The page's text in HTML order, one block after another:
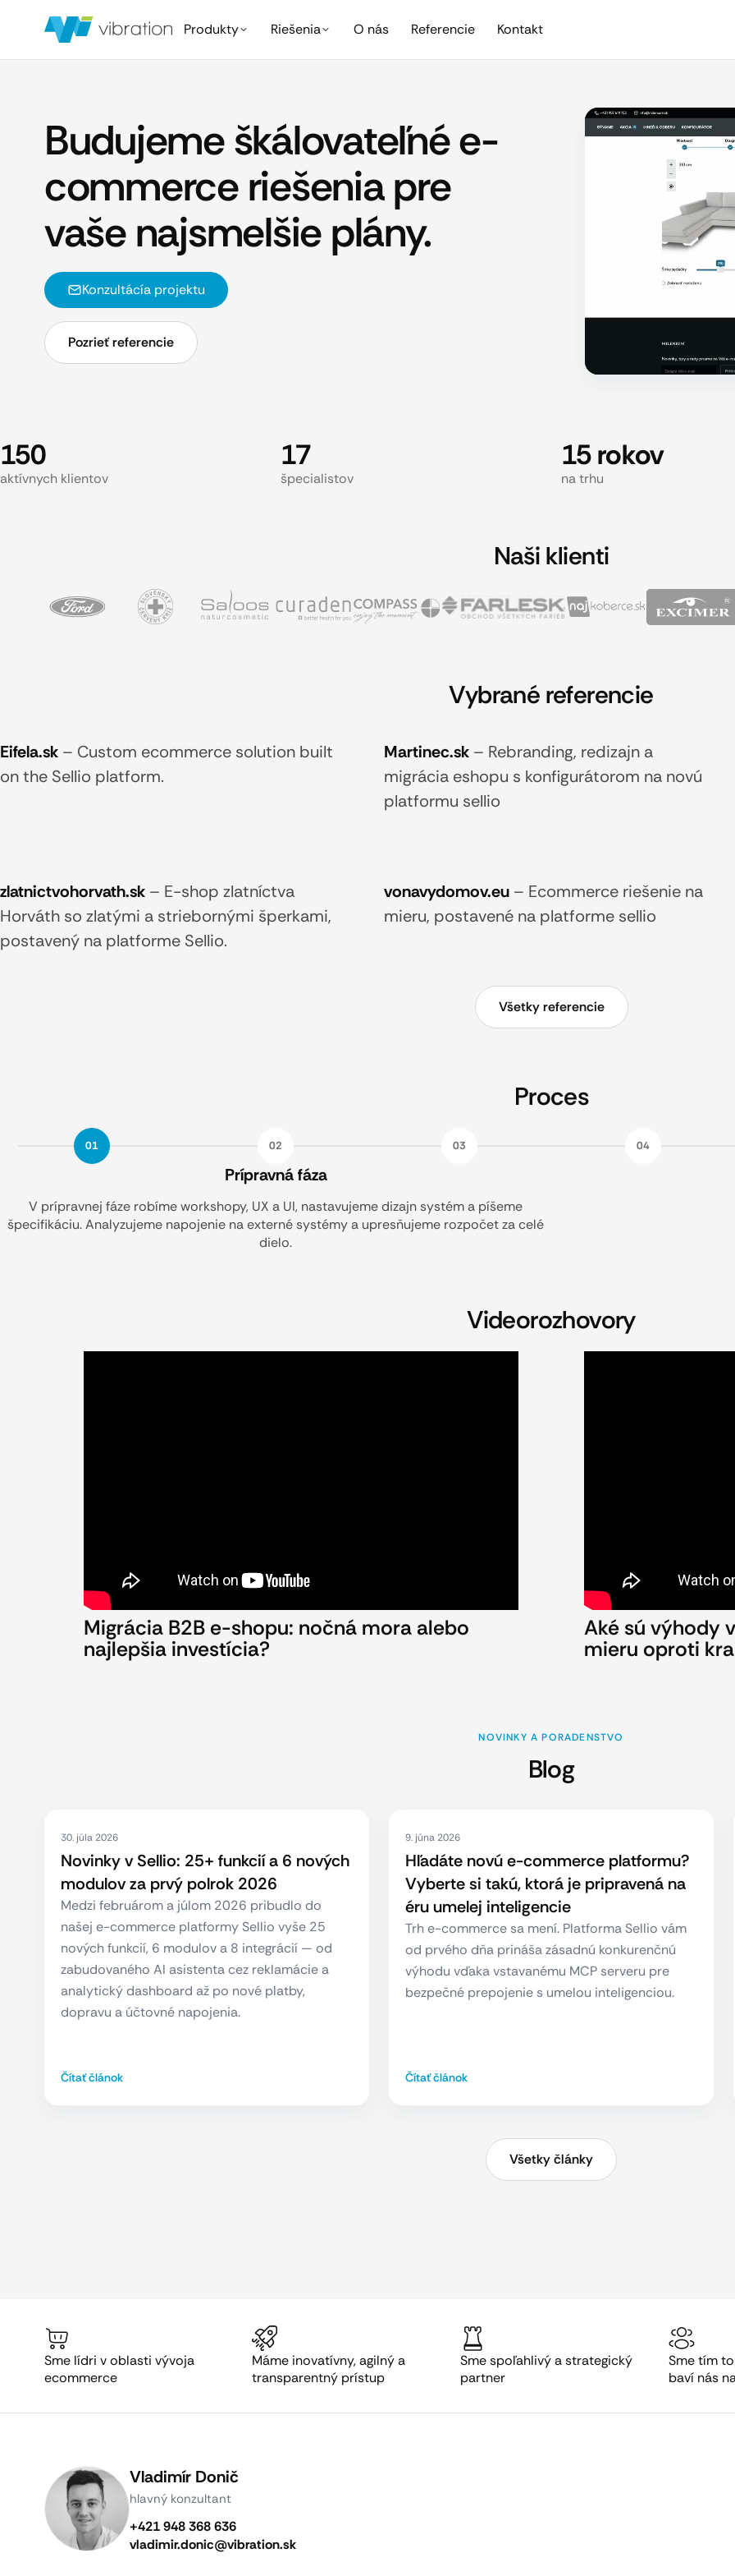
Produkty Riešenia O nás Referencie Kontakt
Budujeme škálovateľné e-
commerce riešenia pre
vaše najsmelšie plány.
Konzultácía projektu
Pozrieť referencie
150
aktívnych klientov
17
špecialistov
15 rokov
na trhu
Naši klienti
Vybrané referencie
Eifela.sk – Custom ecommerce solution built
on the Sellio platform.
Martinec.sk – Rebranding, redizajn a
migrácia eshopu s konfigurátorom na novú
platformu sellio
zlatnictvohorvath.sk – E-shop zlatníctva
Horváth so zlatými a striebornými šperkami,
postavený na platforme Sellio.
vonavydomov.eu – Ecommerce riešenie na
mieru, postavené na platforme sellio
Všetky referencie
Proces
01 02 03 04
Prípravná fáza
V prípravnej fáze robíme workshopy, UX a UI, nastavujeme dizajn systém a píšeme
špecifikáciu. Analyzujeme napojenie na externé systémy a upresňujeme rozpočet za celé
dielo.
Videorozhovory
Migrácia B2B e-shopu: nočná mora alebo
najlepšia investícia?
Aké sú výhody
mieru oproti
NOVINKY A PORADENSTVO
Blog
30. júla 2026
Novinky v Sellio: 25+ funkcií a 6 nových
modulov za prvý polrok 2026
Medzi februárom a júlom 2026 pribudlo do
našej e-commerce platformy Sellio vyše 25
nových funkcií, 6 modulov a 8 integrácií — od
zabudovaného AI asistenta cez reklamácie a
analytický dashboard až po nové platby,
dopravu a účtovné napojenia.
Čítať článok
9. júna 2026
Hľadáte novú e-commerce platformu?
Vyberte si takú, ktorá je pripravená na
éru umelej inteligencie
Trh e-commerce sa mení. Platforma Sellio vám
od prvého dňa prináša zásadnú konkurenčnú
výhodu vďaka vstavanému MCP serveru pre
bezpečné prepojenie s umelou inteligenciou.
Čítať článok
Všetky články
Sme lídri v oblasti vývoja
ecommerce
Máme inovatívny, agilný a
transparentný prístup
Sme spoľahlivý a strategický
partner
Sme tím
baví nás
Vladimír Donič
hlavný konzultant
+421 948 368 636
vladimir.donic@vibration.sk